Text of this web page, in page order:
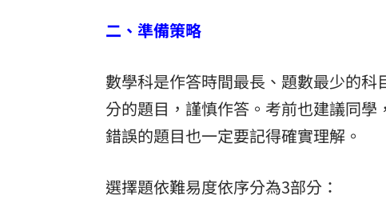
二、準備策略
數學科是作答時間最長、題數最少的
分的題目，謹慎作答。考前也建議同學
錯誤的題目也一定要記得確實理解。
選擇題依難易度依序分為3部分：